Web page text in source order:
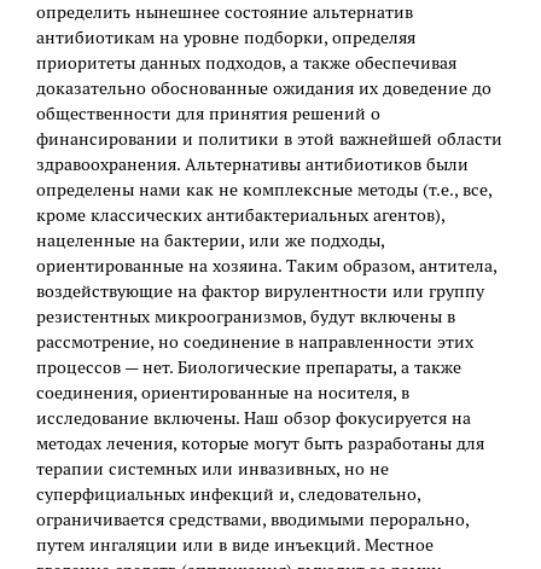
определить нынешнее состояние альтернатив
антибиотикам на уровне подборки, определяя
приоритеты данных подходов, а также обеспечивая
доказательно обоснованные ожидания их доведение до
общественности для принятия решений о
финансировании и политики в этой важнейшей области
здравоохранения. Альтернативы антибиотиков были
определены нами как не комплексные методы (т.е., все,
кроме классических антибактериальных агентов),
нацеленные на бактерии, или же подходы,
ориентированные на хозяина. Таким образом, антитела,
воздействующие на фактор вирулентности или группу
резистентных микроогранизмов, будут включены в
рассмотрение, но соединение в направленности этих
процессов — нет. Биологические препараты, а также
соединения, ориентированные на носителя, в
исследование включены. Наш обзор фокусируется на
методах лечения, которые могут быть разработаны для
терапии системных или инвазивных, но не
суперфициальных инфекций и, следовательно,
ограничивается средствами, вводимыми перорально,
путем ингаляции или в виде инъекций. Местное